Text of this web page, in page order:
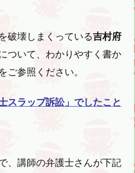
破壊しまくっている吉村府
ついて、わかりやすく書か
ご参照ください。
スラップ訴訟」でしたこと
、講師の弁護士さんが下記